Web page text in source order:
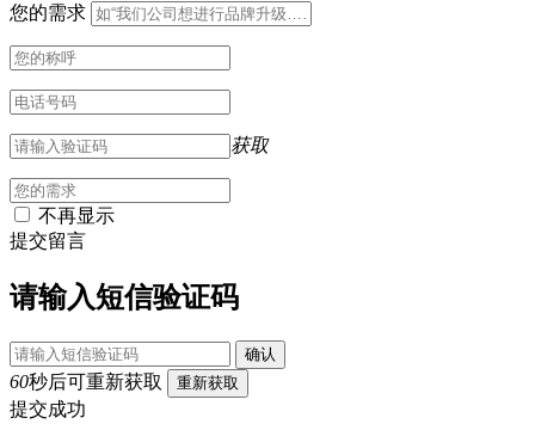
您的需求
获取
不再显示
提交留言
请输入短信验证码
确认
60秒后可重新获取 重新获取
提交成功